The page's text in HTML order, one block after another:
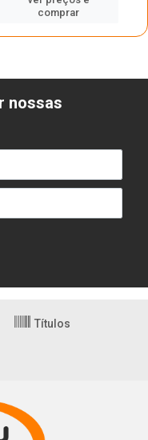
comprar
nossas
Títulos